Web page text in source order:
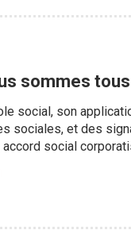
sommes
social, son
sociales, et des
social